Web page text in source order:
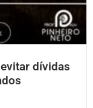
dívidas